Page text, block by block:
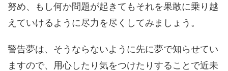
努め、もし何か問題が起きてもそれを果敢に乗り越
えていけるように尽力を尽くしてみましょう。
警告夢は、そうならないように先に夢で知らせてい
ますので、用心したり気をつけたりすることで近未